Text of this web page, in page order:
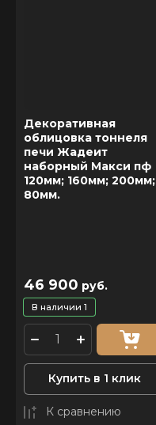
Декоративная
облицовка тоннеля
печи Жадеит
наборный Макси пф
120мм; 160мм; 200мм;
80мм.
В наличии 1
46 900 руб.
Купить в 1 клик
К сравнению